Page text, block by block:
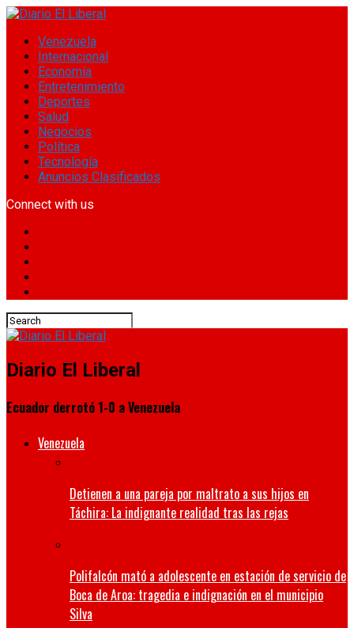
Venezuela
Internacional
Economía
Entretenimiento
Deportes
Salud
Negocios
Política
Tecnología
Anuncios Clasificados
Connect with us
Diario El Liberal
Ecuador derrotó 1-0 a Venezuela
Venezuela
Detienen a una pareja por maltrato a sus hijos en
Táchira: La indignante realidad tras las rejas
Polifalcón mató a adolescente en estación de servicio de
Boca de Aroa: tragedia e indignación en el municipio
Silva